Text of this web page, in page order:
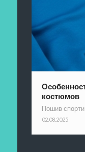
костюмов
Пошив
02.08.2025